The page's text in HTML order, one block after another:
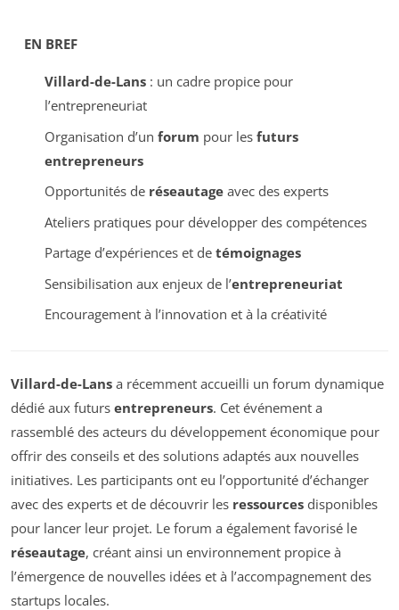
EN BREF
Villard-de-Lans: un cadre propice pour
l’entrepreneuriat
Organisation d’un forum pour les futurs
entrepreneurs
Opportunités de réseautageavec des experts
Ateliers pratiques pour développer des compétences
Partage d’expériences et de témoignages
Sensibilisation aux enjeux de l’entrepreneuriat
Encouragement à l’innovation et à la créativité
Villard-de-Lans a récemment accueilli un forum dynamique
dédié aux futurs entrepreneurs. Cet événement a
rassemblé des acteurs du développement économique pour
offrir des conseils et des solutions adaptés aux nouvelles
initiatives. Les participants ont eu l’opportunité d’échanger
avec des experts et de découvrir les ressources disponibles
pour lancer leur projet. Le forum a également favorisé le
réseautage, créant ainsi un environnement propice à
l’émergence de nouvelles idées et à l’accompagnement des
startups locales.